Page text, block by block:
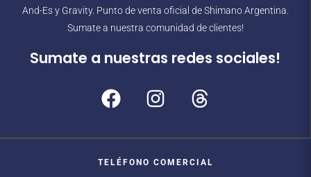
And-Es y Gravity. Punto de venta oficial de Shimano Argentina.
Sumate a nuestra comunidad de clientes!
Sumate a nuestras redes sociales!
TELÉFONO COMERCIAL